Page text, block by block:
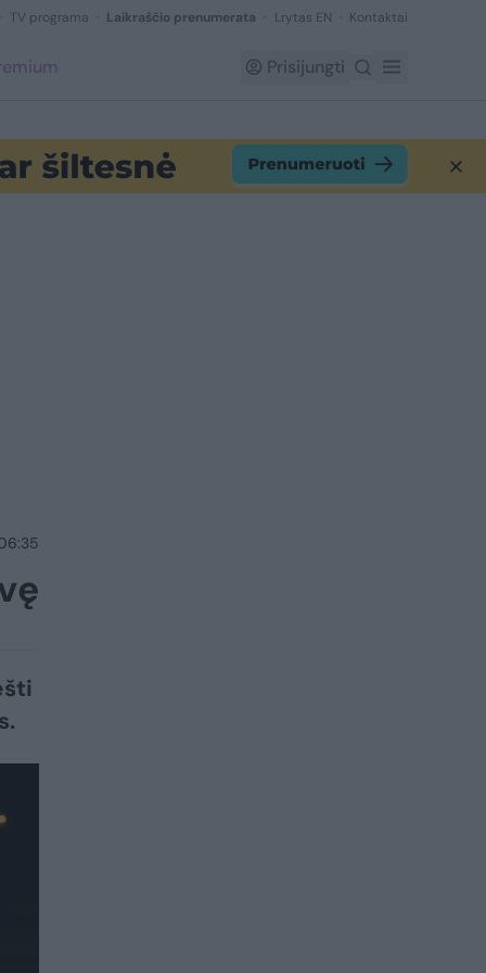
TV programa Laikraščio prenumerata Lrytas EN Kontaktai
Prisijungti